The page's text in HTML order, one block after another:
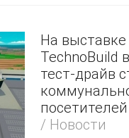
На выставке
TechnoBuild
тест-драйв
посетителей
/ Новости